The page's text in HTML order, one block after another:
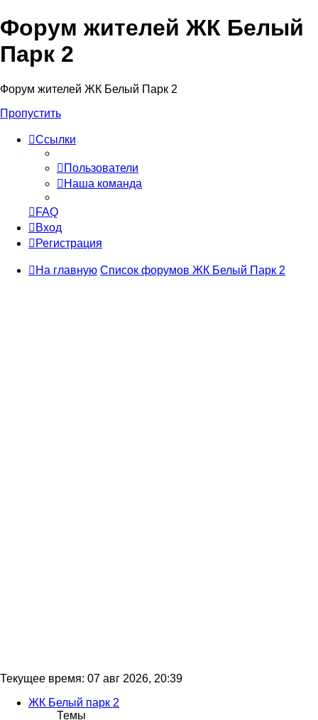
Форум жителей ЖК Белый
Парк 2
Форум жителей ЖК Белый Парк 2
Пропустить
Ссылки
Пользователи
Наша команда
FAQ
Вход
Регистрация
На главную Список форумов ЖК Белый Парк 2
Текущее время: 07 авг 2026, 20:39
ЖК Белый парк 2
Темы